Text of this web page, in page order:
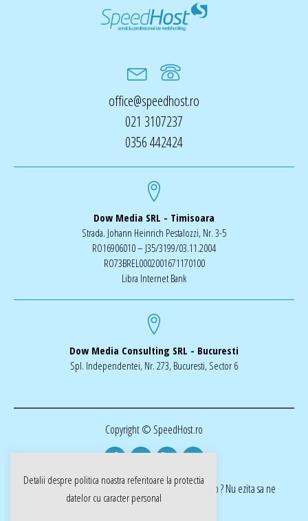
office@speedhost.ro
021 3107237
0356 442424
Dow Media SRL - Timisoara
Strada. Johann Heinrich Pestalozzi, Nr. 3-5
RO16906010 – J35/3199/03.11.2004
RO73BREL0002001671170100
Libra Internet Bank
Dow Media Consulting SRL - Bucuresti
Spl. Independentei, Nr. 273, Bucuresti, Sector 6
Copyright © SpeedHost.ro
realizat de Dow Media | ai nevoie de o pagina web ? Nu ezita sa ne
cotactati dow-media.ro
Detalii despre politica noastra referitoare la protectia
datelor cu caracter personal